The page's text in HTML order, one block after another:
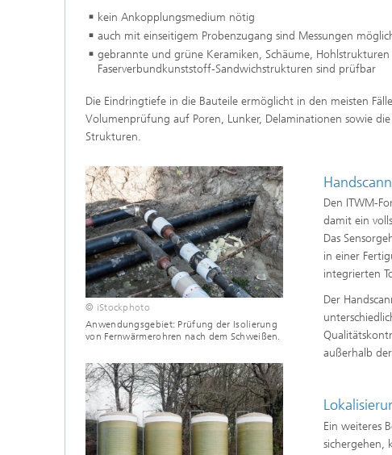
Intelligente
– Strom-,
simulieren,
prüfung
Modellierung,
Optimierung
kein Ankopplungsmedium nötig
auch mit einseitigem Probenzugang sind Messungen
gebrannte und grüne Keramiken, Schäume, Hohlstrukturen
Faserverbundkunststoff-Sandwichstrukturen sind prüfbar
Die Eindringtiefe in die Bauteile ermöglicht in den meisten
Volumenprüfung auf Poren, Lunker, Delaminationen sowie
Strukturen.
© iStockphoto
Anwendungsgebiet: Prüfung der Isolierung
von Fernwärmerohren nach dem Schweißen.
Den ITWM-
damit ein
Das
in einer
integrierten
Der
außerhalb
Ein weiteres
sichergehen,